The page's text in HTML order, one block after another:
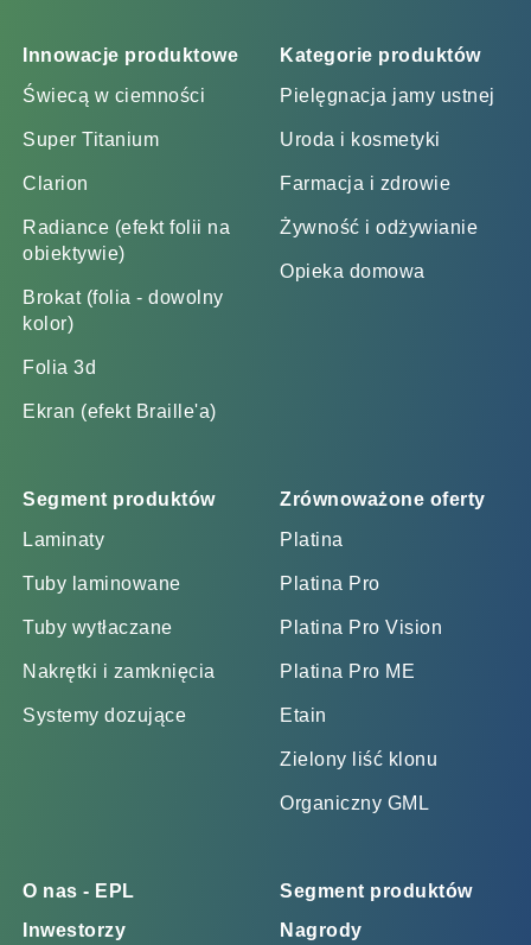
Innowacje produktowe
Świecą w ciemności
Super Titanium
Clarion
Radiance (efekt folii na
obiektywie)
Brokat (folia - dowolny
kolor)
Folia 3d
Ekran (efekt Braille'a)
Kategorie produktów
Pielęgnacja jamy ustnej
Uroda i kosmetyki
Farmacja i zdrowie
Żywność i odżywianie
Opieka domowa
Segment produktów
Laminaty
Tuby laminowane
Tuby wytłaczane
Nakrętki i zamknięcia
Systemy dozujące
Zrównoważone oferty
Platina
Platina Pro
Platina Pro Vision
Platina Pro ME
Etain
Zielony liść klonu
Organiczny GML
O nas - EPL
Inwestorzy
Segment produktów
Nagrody